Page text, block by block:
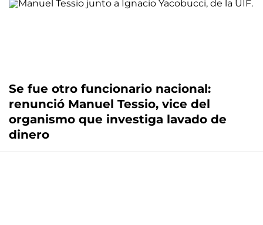
Se fue otro funcionario nacional:
renunció Manuel Tessio, vice del
organismo que investiga lavado de
dinero